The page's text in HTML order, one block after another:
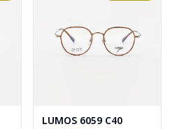
LUMOS 6059 C40